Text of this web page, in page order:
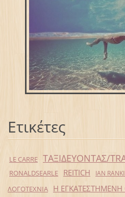
Ετικέτες
LE CARRE ΤΑΞΙΔΕΥΟΝΤΑΣ/
RONALDSEARLE REITICH IAN
ΛΟΓΟΤΕΧΝΙΑ
Η ΕΓΚΑΤΕΣΤΗΜΕΝΗ